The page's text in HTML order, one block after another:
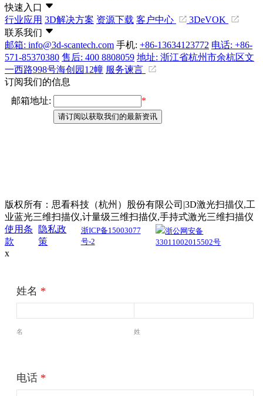
快速入口
行业应用 3D解决方案 资源下载 客户中心
3DeVOK
联系我们
邮箱: info@3d-scantech.com 手机: +86-13634123772 电话: +86-
571-85370380 售后: 400 8808059 地址: 浙江省杭州市余杭区文
一西路998号海创园12幢 服务谏言
订阅我们的信息
版权所有：思看科技（杭州）股份有限公司|3D激光扫描仪,工
业蓝光三维扫描仪,计量级三维扫描仪,手持式激光三维扫描仪
使用条
款
隐私政
策
浙ICP备15003077
号-2
浙公网安备
33011002015502号
x
姓名 *
名 姓
电话 *